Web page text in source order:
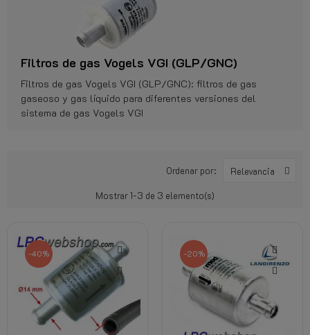
Filtros de gas Vogels VGI (GLP/GNC)
Filtros de gas Vogels VGI (GLP/GNC): filtros de gas
gaseoso y gas líquido para diferentes versiones del
sistema de gas Vogels VGI
Ordenar por: Relevancia
Mostrar 1-3 de 3 elemento(s)
-40% -20%